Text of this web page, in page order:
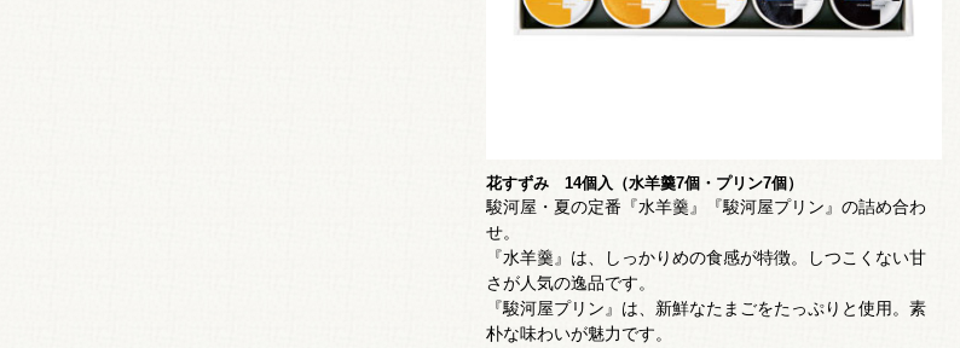
花すずみ 14個入（水羊羹7個・プリン7個）
駿河屋・夏の定番『水羊羹』『駿河屋プリン』の詰め合わ
せ。
『水羊羹』は、しっかりめの食感が特徴。しつこくない甘
さが人気の逸品です。
『駿河屋プリン』は、 新鮮なたまごをたっぷりと使用。素
朴な味わいが魅力です。